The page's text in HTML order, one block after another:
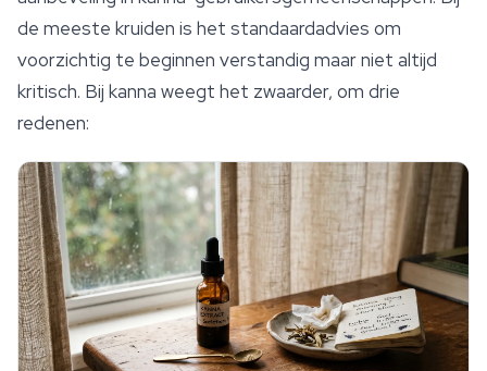
de meeste kruiden is het standaardadvies om
voorzichtig te beginnen verstandig maar niet altijd
kritisch. Bij kanna weegt het zwaarder, om drie
redenen: